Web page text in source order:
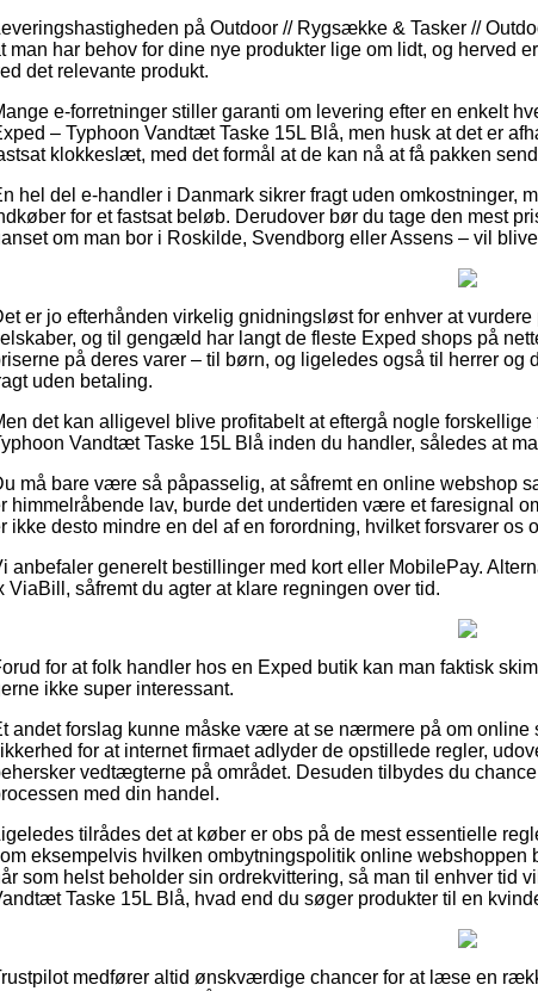
på Outdoor // Rygsække & Tasker //
man har behov for dine nye produkter lige om lidt, og herved
det relevante produkt.
e-forretninger stiller garanti om levering efter en enkelt
– Typhoon Vandtæt Taske 15L Blå, men husk at det er
klokkeslæt, med det formål at de kan nå at få pakken
hel del e-handler i Danmark sikrer fragt uden omkostninger,
for et fastsat beløb. Derudover bør du tage den mest
om man bor i Roskilde, Svendborg eller Assens – vil
er jo efterhånden virkelig gnidningsløst for enhver at
og til gengæld har langt de fleste Exped shops på
på deres varer – til børn, og ligeledes også til herrer og
uden betaling.
det kan alligevel blive profitabelt at eftergå nogle
Vandtæt Taske 15L Blå inden du handler, således at
må bare være så påpasselig, at såfremt en online webshop
himmelråbende lav, burde det undertiden være et faresignal
ikke desto mindre en del af en forordning, hvilket forsvarer os
anbefaler generelt bestillinger med kort eller MobilePay.
ViaBill, såfremt du agter at klare regningen over tid.
for at folk handler hos en Exped butik kan man faktisk
ikke super interessant.
andet forslag kunne måske være at se nærmere på om
for at internet firmaet adlyder de opstillede regler,
vedtægterne på området. Desuden tilbydes du
med din handel.
tilrådes det at køber er obs på de mest essentielle
eksempelvis hvilken ombytningspolitik online webshoppen
som helst beholder sin ordrekvittering, så man til enhver tid
Taske 15L Blå, hvad end du søger produkter til en
medfører altid ønskværdige chancer for at læse en